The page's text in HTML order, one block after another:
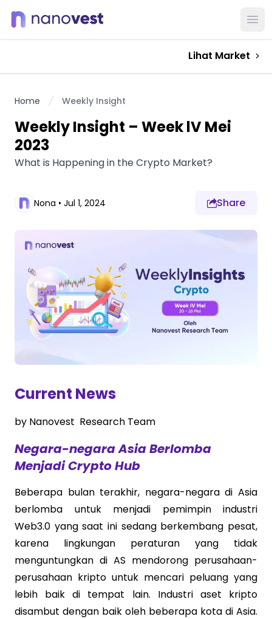
Lihat Market
Home Weekly Insight
Weekly Insight – Week lV Mei
2023
What is Happening in the Crypto Market?
Nona • Jul 1, 2024 Share
Current News
by Nanovest Research Team
Negara-negara Asia Berlomba
Menjadi Crypto Hub
Beberapa bulan terakhir, negara-negara di Asia
berlomba untuk menjadi pemimpin industri
Web3.0 yang saat ini sedang berkembang pesat,
karena lingkungan peraturan yang tidak
menguntungkan di AS mendorong perusahaan-
perusahaan kripto untuk mencari peluang yang
lebih baik di tempat lain. Industri aset kripto
disambut dengan baik oleh beberapa kota di Asia.